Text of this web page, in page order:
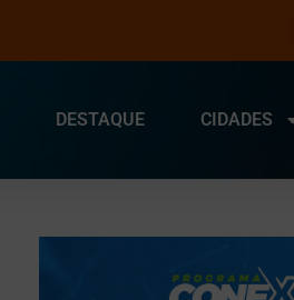
DESTAQUE CIDADES